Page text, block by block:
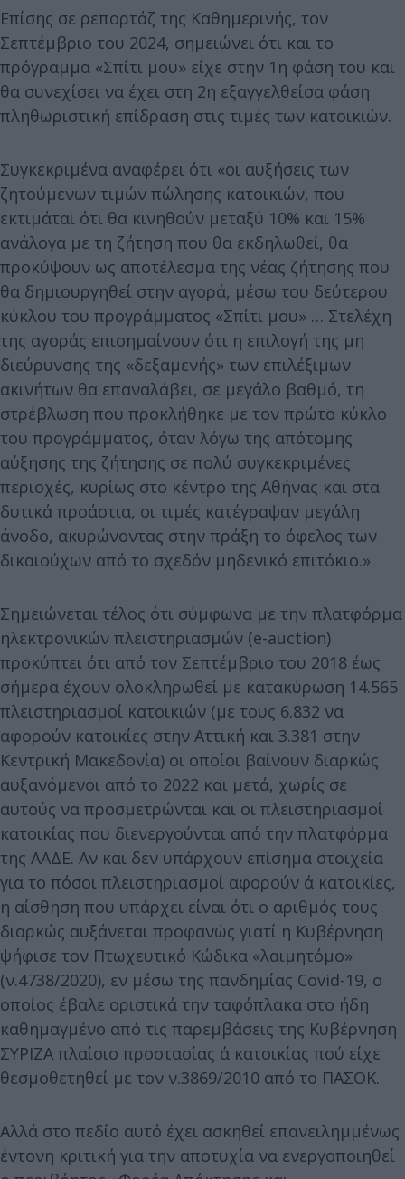
Επίσης σε ρεπορτάζ της Καθημερινής, τον
Σεπτέμβριο του 2024, σημειώνει ότι και το
πρόγραμμα «Σπίτι µου» είχε στην 1η φάση του και
θα συνεχίσει να έχει στη 2η εξαγγελθείσα φάση
πληθωριστική επίδραση στις τιμές των κατοικιών.
Συγκεκριμένα αναφέρει ότι «οι αυξήσεις των
ζητούμενων τιμών πώλησης κατοικιών, που
εκτιμάται ότι θα κινηθούν μεταξύ 10% και 15%
ανάλογα µε τη ζήτηση που θα εκδηλωθεί, θα
προκύψουν ως αποτέλεσµα της νέας ζήτησης που
θα δημιουργηθεί στην αγορά, µέσω του δεύτερου
κύκλου του προγράµµατος «Σπίτι µου» … Στελέχη
της αγοράς επισημαίνουν ότι η επιλογή της µη
διεύρυνσης της «δεξαμενής» των επιλέξιμων
ακινήτων θα επαναλάβει, σε μεγάλο βαθμό, τη
στρέβλωση που προκλήθηκε µε τον πρώτο κύκλο
του προγράµµατος, όταν λόγω της απότομης
αύξησης της ζήτησης σε πολύ συγκεκριμένες
περιοχές, κυρίως στο κέντρο της Αθήνας και στα
δυτικά προάστια, οι τιμές κατέγραψαν μεγάλη
άνοδο, ακυρώνοντας στην πράξη το όφελος των
δικαιούχων από το σχεδόν μηδενικό επιτόκιο.»
Σημειώνεται τέλος ότι σύμφωνα με την πλατφόρμα
ηλεκτρονικών πλειστηριασμών (e-auction)
προκύπτει ότι από τον Σεπτέμβριο του 2018 έως
σήμερα έχουν ολοκληρωθεί με κατακύρωση 14.565
πλειστηριασμοί κατοικιών (με τους 6.832 να
αφορούν κατοικίες στην Αττική και 3.381 στην
Κεντρική Μακεδονία) οι οποίοι βαίνουν διαρκώς
αυξανόμενοι από το 2022 και μετά, χωρίς σε
αυτούς να προσμετρώνται και οι πλειστηριασμοί
κατοικίας που διενεργούνται από την πλατφόρμα
της ΑΑΔΕ. Αν και δεν υπάρχουν επίσημα στοιχεία
για το πόσοι πλειστηριασμοί αφορούν α΄ κατοικίες,
η αίσθηση που υπάρχει είναι ότι ο αριθμός τους
διαρκώς αυξάνεται προφανώς γιατί η Κυβέρνηση
ψήφισε τον Πτωχευτικό Κώδικα «λαιμητόμο»
(ν.4738/2020), εν μέσω της πανδημίας Covid-19, ο
οποίος έβαλε οριστικά την ταφόπλακα στο ήδη
καθημαγμένο από τις παρεμβάσεις της Κυβέρνηση
ΣΥΡΙΖΑ πλαίσιο προστασίας α΄ κατοικίας πού είχε
θεσμοθετηθεί με τον ν.3869/2010 από το ΠΑΣΟΚ.
Αλλά στο πεδίο αυτό έχει ασκηθεί επανειλημμένως
έντονη κριτική για την αποτυχία να ενεργοποιηθεί